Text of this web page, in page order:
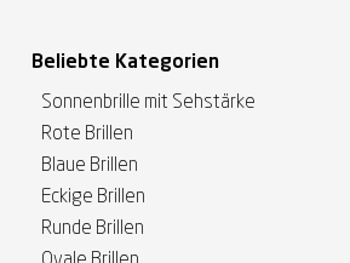
Beliebte Kategorien
Sonnenbrille mit Sehstärke
Rote Brillen
Blaue Brillen
Eckige Brillen
Runde Brillen